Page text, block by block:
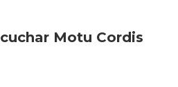
Motu Cordis